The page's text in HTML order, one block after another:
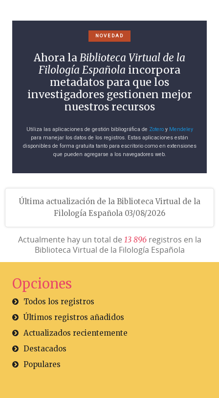
NOVEDAD
Ahora laBiblioteca Virtual de la
Filología Española incorpora
metadatos para que los
investigadores gestionen mejor
nuestros recursos
Utiliza las aplicaciones de gestión bibliográfica de Zoteroy Mendeley
para manejar los datos de los registros. Estas aplicaciones están
disponibles de forma gratuita tanto para escritorio como en extensiones
que pueden agregarse a los navegadores web.
Última actualización de la Biblioteca Virtual de la
Filología Española 03/08/2026
Actualmente hay un total de 13 896registros en la
Biblioteca Virtual de la Filología Española
Opciones
Todos los registros
Últimos registros añadidos
Actualizados recientemente
Destacados
Populares